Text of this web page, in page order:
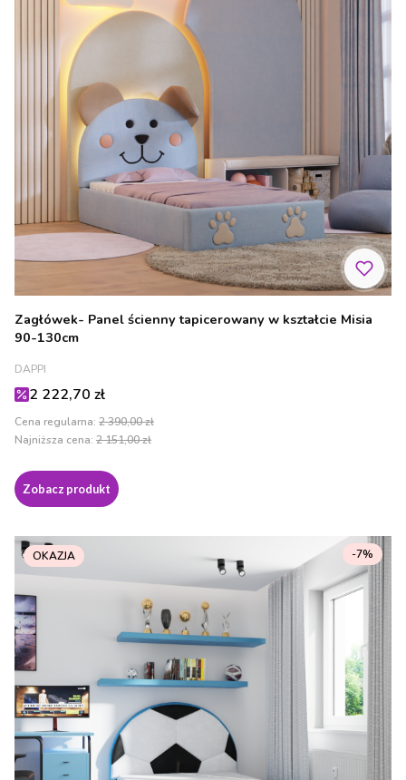
Zagłówek- Panel ścienny tapicerowany w kształcie Misia
90-130cm
PRODUCENT
DAPPI
Cena promocyjna
2 222,70 zł
Cena regularna: 2 390,00 zł
Najniższa cena: 2 151,00 zł
Zobacz produkt
OKAZJA -7%